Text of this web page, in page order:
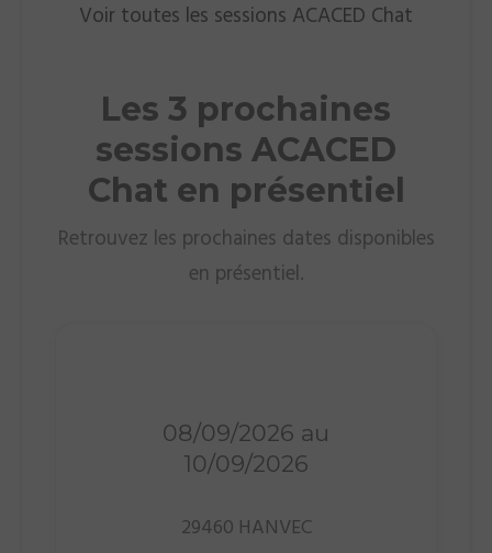
Voir toutes les sessions ACACED Chat
Les 3 prochaines
sessions ACACED
Chat en présentiel
Retrouvez les prochaines dates disponibles
en présentiel.
08/09/2026 au
10/09/2026
29460 HANVEC